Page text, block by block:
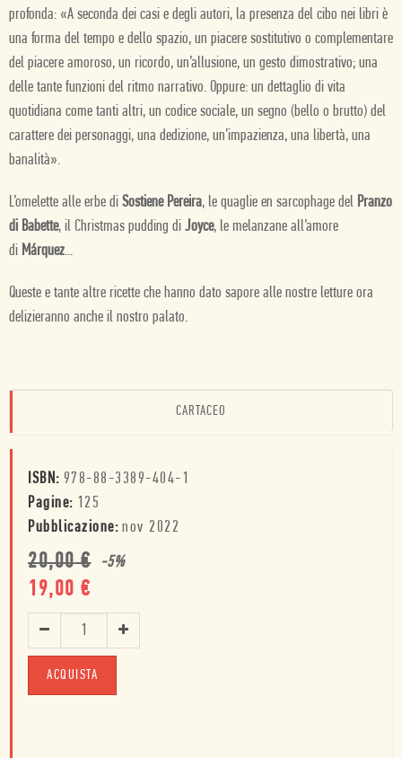
profonda: «A seconda dei casi e degli autori, la presenza del cibo nei libri è
una forma del tempo e dello spazio, un piacere sostitutivo o complementare
del piacere amoroso, un ricordo, un’allusione, un gesto dimostrativo; una
delle tante funzioni del ritmo narrativo. Oppure: un dettaglio di vita
quotidiana come tanti altri, un codice sociale, un segno (bello o brutto) del
carattere dei personaggi, una dedizione, un’impazienza, una libertà, una
banalità».
L’omelette alle erbe di Sostiene Pereira, le quaglie en sarcophage del Pranzo
di Babette, il Christmas pudding di Joyce, le melanzane all’amore
di Márquez...
Queste e tante altre ricette che hanno dato sapore alle nostre letture ora
delizieranno anche il nostro palato.
CARTACEO
ISBN: 978-88-3389-404-1
Pagine: 125
Pubblicazione: nov 2022
20,00€ -5%
19,00 €
ACQUISTA